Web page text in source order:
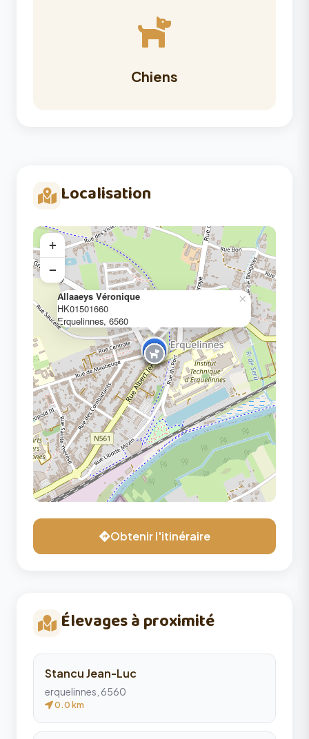
Chiens
Localisation
Allaaeys Véronique
HK01501660
Erquelinnes, 6560
×
+
−
Obtenir l'itinéraire
Élevages à proximité
Stancu Jean-Luc
erquelinnes, 6560
0.0 km